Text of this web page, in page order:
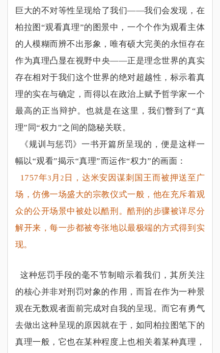
巨大的不对等性呈现给了我们——我们会发现，在
柏拉图 “观看真理”的图景中，一个个作为观看主体
的人模糊而辨不出形象，唯有硕大完美的永恒存在
作为真理凸显在视野中央——正是理念世界的真实
存在相对于我们这个世界的绝对超越性，标示着真
理的实在与确定，而得以在政治上赋予哲学家一个
最高的正当辩护。也就是在这里，我们瞥到了“真
理” 同“权力”之间的隐秘关联。
《规训与惩罚》一书开篇所呈现的，便是这样一
幅以“观看”揭示“真理”而运作“权力”的画面：
1757年3 月 2 日，达米安因谋刺国王而被押送至广
场，仿佛一场盛大的宗教仪式一般，他在充斥着观
众的公开场景中被处以酷刑。酷刑的步骤被详尽分
解开来，每一步都被夸张地以最极端的方式得到实
现。
这种惩罚手段的毫不节制暗示着我们，其所关注
的核心并非对刑罚对象的作用，而旨在作为一种景
观在无数观者面前完成对自我的呈现。而它有勇气
去做出这种呈现的原因就在于，如同柏拉图笔下的
真理一般，它也在某种程度上也相关着某种真理，